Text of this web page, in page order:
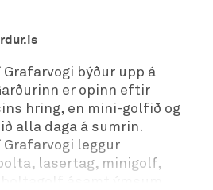
býður upp á
er opinn eftir
hring, en mini-golfið og
alla daga á sumrin.
leggur
lasertag, minigolf,